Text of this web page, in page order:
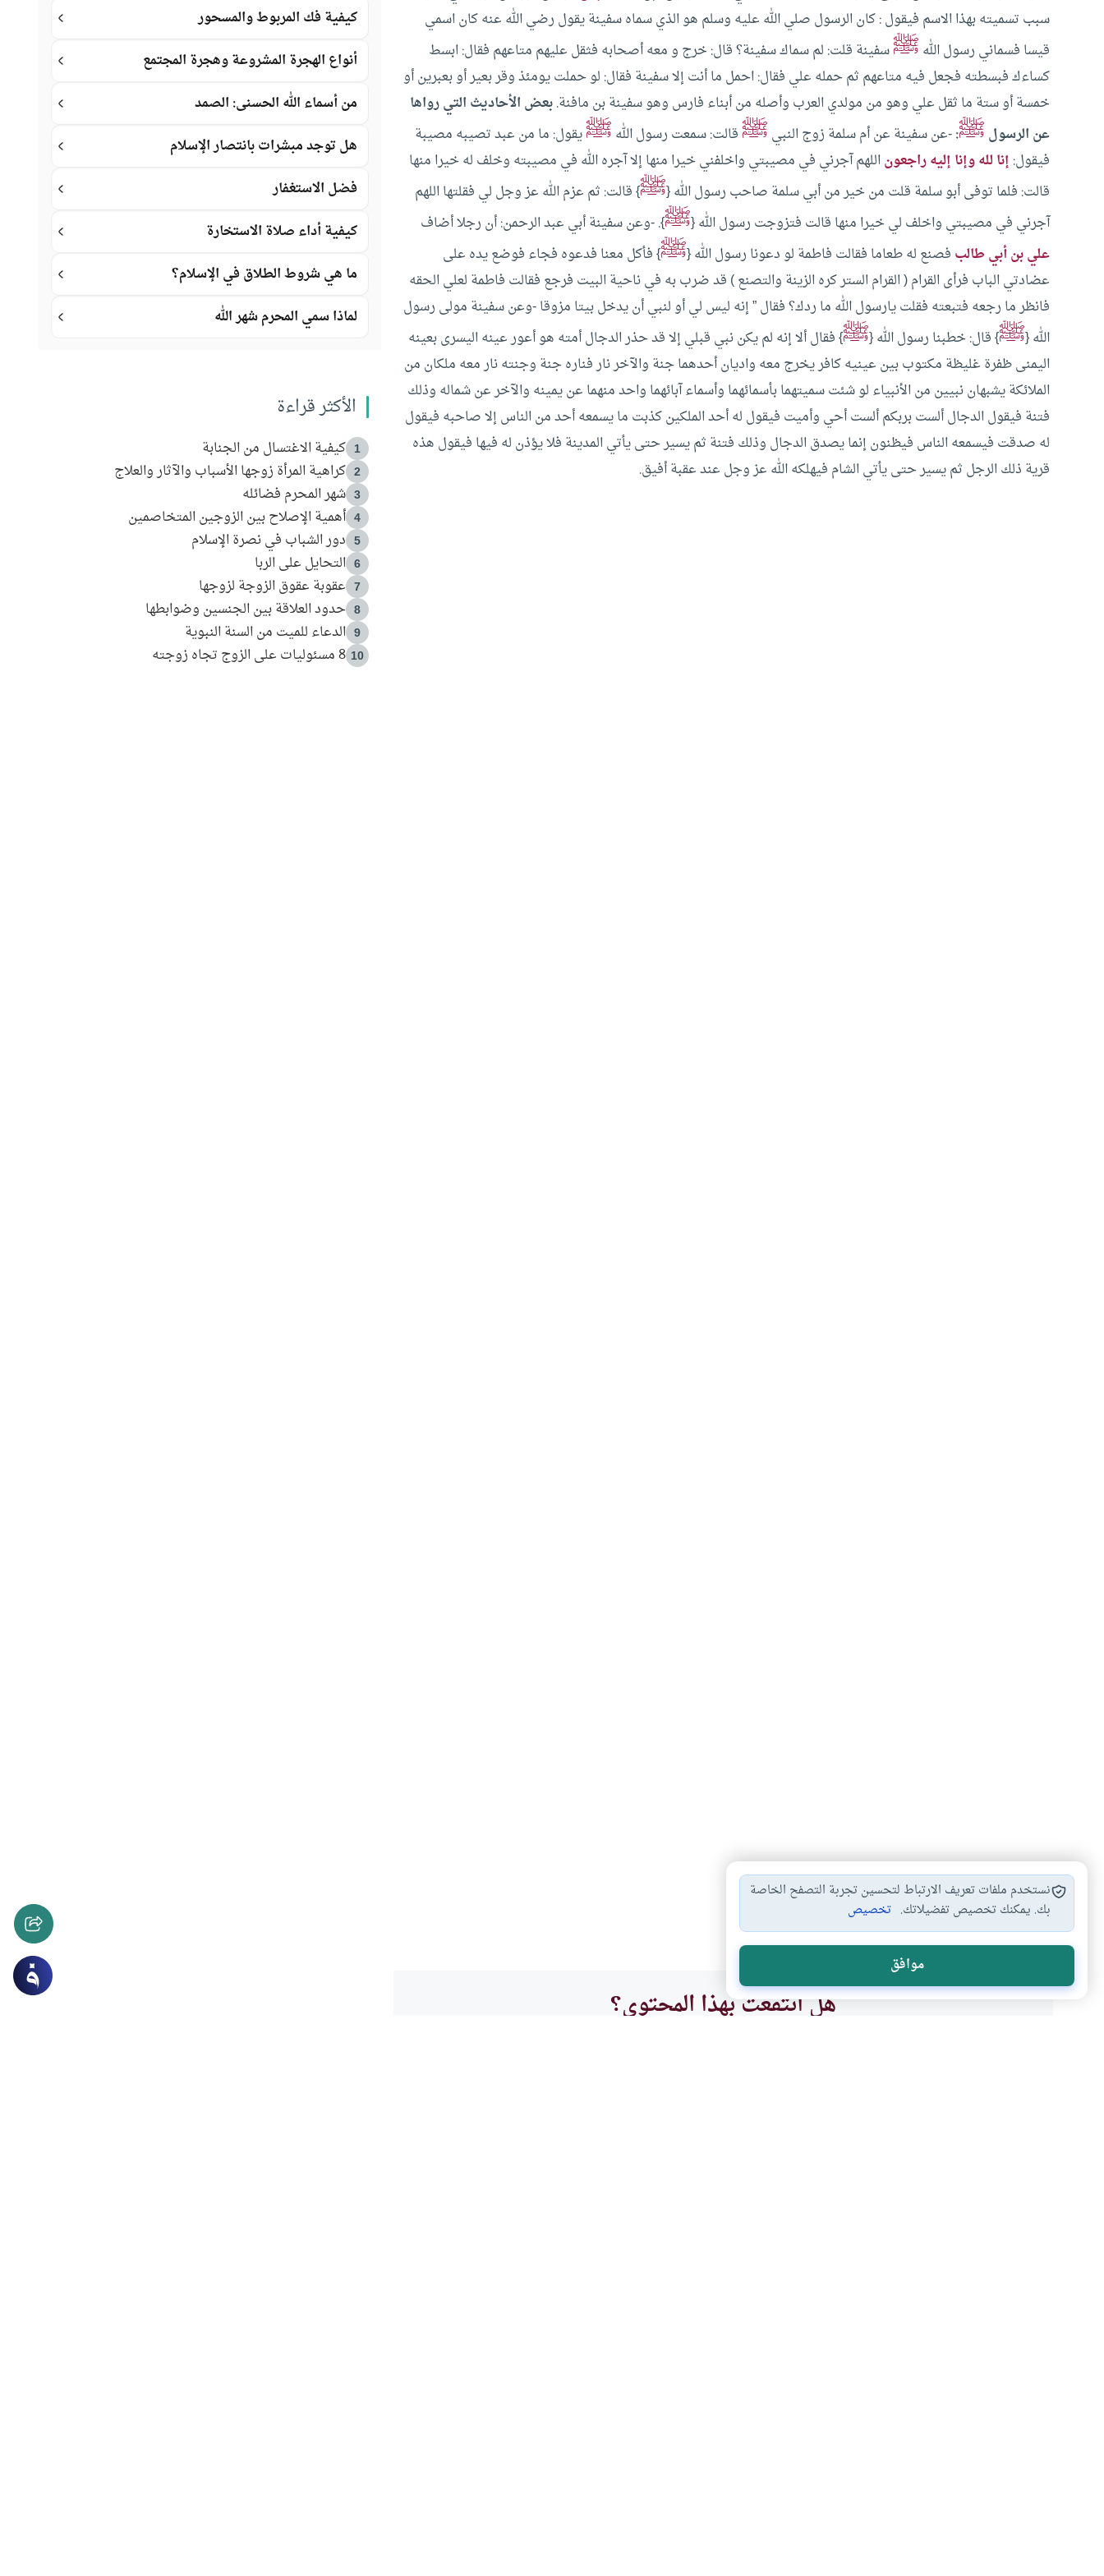
سبب تسميته بهذا الاسم فيقول : كان الرسول صلي الله عليه وسلم هو الذي سماه سفينة يقول رضي الله عنه كان اسمي
قيسا فسماني رسول الله ﷺسفينة قلت: لم سماك سفينة؟ قال: خرج و معه أصحابه فثقل عليهم متاعهم فقال: ابسط
كساءك فبسطته فجعل فيه متاعهم ثم حمله علي فقال: احمل ما أنت إلا سفينة فقال: لو حملت يومئذ وقر بعير أو بعبرين أو
خمسة أو ستة ما ثقل علي وهو من مولدي العرب وأصله من أبناء فارس وهو سفينة بن مافنة.بعض الأحاديث التي رواها
عن الرسول ﷺ:-عن سفينة عن أم سلمة زوج النبي ﷺقالت: سمعت رسول الله ﷺيقول: ما من عبد تصيبه مصيبة
فيقول: إنا لله وإنا إليه راجعوناللهم آجرني في مصيبتي واخلفني خيرا منها إلا آجره الله في مصيبته وخلف له خيرا منها
قالت: فلما توفى أبو سلمة قلت من خير من أبي سلمة صاحب رسول الله {ﷺ} قالت: ثم عزم الله عز وجل لي فقلتها اللهم
آجرني في مصيبتي واخلف لي خيرا منها قالت فتزوجت رسول الله {ﷺ}.-وعن سفينة أبي عبد الرحمن: أن رجلا أضاف
علي بن أبي طالب فصنع له طعاما فقالت فاطمة لو دعونا رسول الله {ﷺ} فأكل معنا فدعوه فجاء فوضع يده على
عضادتي الباب فرأى القرام ( القرام الستر كره الزينة والتصنع ) قد ضرب به في ناحية البيت فرجع فقالت فاطمة لعلي الحقه
فانظر ما رجعه فتبعته فقلت يارسول الله ما ردك؟ فقال ” إنه ليس لي أو لنبي أن يدخل بيتا مزوقا-وعن سفينة مولى رسول
الله {ﷺ} قال: خطبنا رسول الله {ﷺ} فقال ألا إنه لم يكن نبي قبلي إلا قد حذر الدجال أمته هو أعور عينه اليسرى بعينه
اليمنى ظفرة غليظة مكتوب بين عينيه كافر يخرج معه واديان أحدهما جنة والآخر نار فناره جنة وجنته نار معه ملكان من
الملائكة يشبهان نبيين من الأنبياء لو شئت سميتهما بأسمائهما وأسماء آبائهما واحد منهما عن يمينه والآخر عن شماله وذلك
فتنة فيقول الدجال ألست بربكم ألست أحي وأميت فيقول له أحد الملكين كذبت ما يسمعه أحد من الناس إلا صاحبه فيقول
له صدقت فيسمعه الناس فيظنون إنما يصدق الدجال وذلك فتنة ثم يسير حتى يأتي المدينة فلا يؤذن له فيها فيقول هذه
قرية ذلك الرجل ثم يسير حتى يأتي الشام فيهلكه الله عز وجل عند عقبة أفيق.
السيرة النبوية
هل انتفعت بهذا المحتوى؟
كيفية فك المربوط والمسحور
أنواع الهجرة المشروعة وهجرة المجتمع
من أسماء الله الحسنى: الصمد
هل توجد مبشرات بانتصار الإسلام
فضل الاستغفار
كيفية أداء صلاة الاستخارة
ما هي شروط الطلاق في الإسلام؟
لماذا سمي المحرم شهر الله
الأكثر قراءة
1 كيفية الاغتسال من الجنابة
2 كراهية المرأة زوجها الأسباب والآثار والعلاج
3 شهر المحرم فضائله
4 أهمية الإصلاح بين الزوجين المتخاصمين
5 دور الشباب في نصرة الإسلام
6 التحايل على الربا
7 عقوبة عقوق الزوجة لزوجها
8 حدود العلاقة بين الجنسين وضوابطها
9 الدعاء للميت من السنة النبوية
10 8 مسئوليات على الزوج تجاه زوجته
نستخدم ملفات تعريف الارتباط لتحسين تجربة التصفح الخاصة
بك. يمكنك تخصيص تفضيلاتك. تخصيص
موافق